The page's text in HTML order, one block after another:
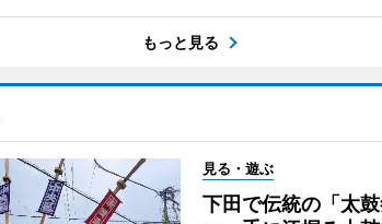
もっと見る
見る・遊ぶ
下田で伝統の「太